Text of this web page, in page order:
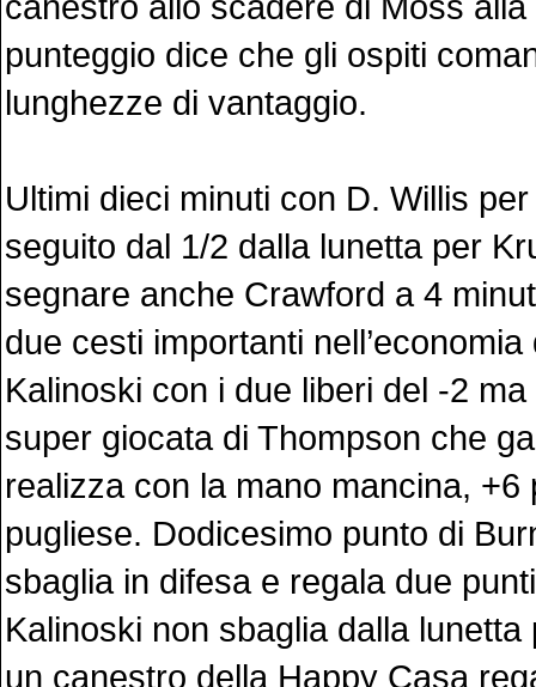
punteggio dice che gli ospiti
lunghezze di vantaggio.
Ultimi dieci minuti con D. Willis
seguito dal 1/2 dalla lunetta per
segnare anche Crawford a 4
due cesti importanti
Kalinoski con i due liberi del -2
super giocata di Thompson che
realizza con la mano mancina, +6
pugliese. Dodicesimo punto di
sbaglia in difesa e regala due
Kalinoski non sbaglia dalla lunetta
un canestro della Happy Casa